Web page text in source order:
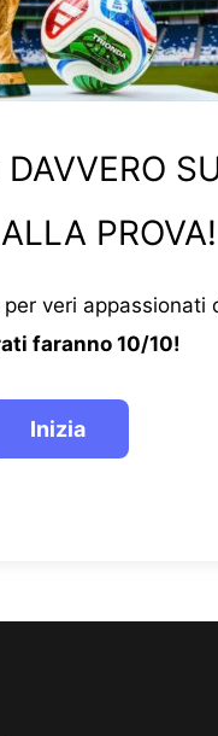
veri appassionati
faranno 10/10!